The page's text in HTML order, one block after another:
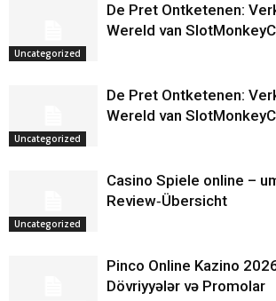
Uncategorized
De Pret Ontketenen:
Wereld van
Uncategorized
De Pret Ontketenen:
Wereld van
Uncategorized
Casino Spiele online –
Review‑Übersicht
Pinco Online Kazino
Dövriyyələr və Promolar